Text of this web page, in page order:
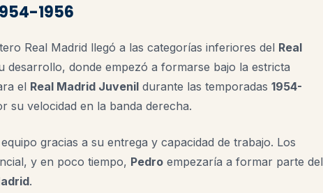
1956
Real Madrid llegó a las categorías inferiores del Real
desarrollo, donde empezó a formarse bajo la estricta
el Real Madrid Juvenil durante las temporadas 1954-
su velocidad en la banda derecha.
gracias a su entrega y capacidad de trabajo. Los
y en poco tiempo, Pedro empezaría a formar parte del
.